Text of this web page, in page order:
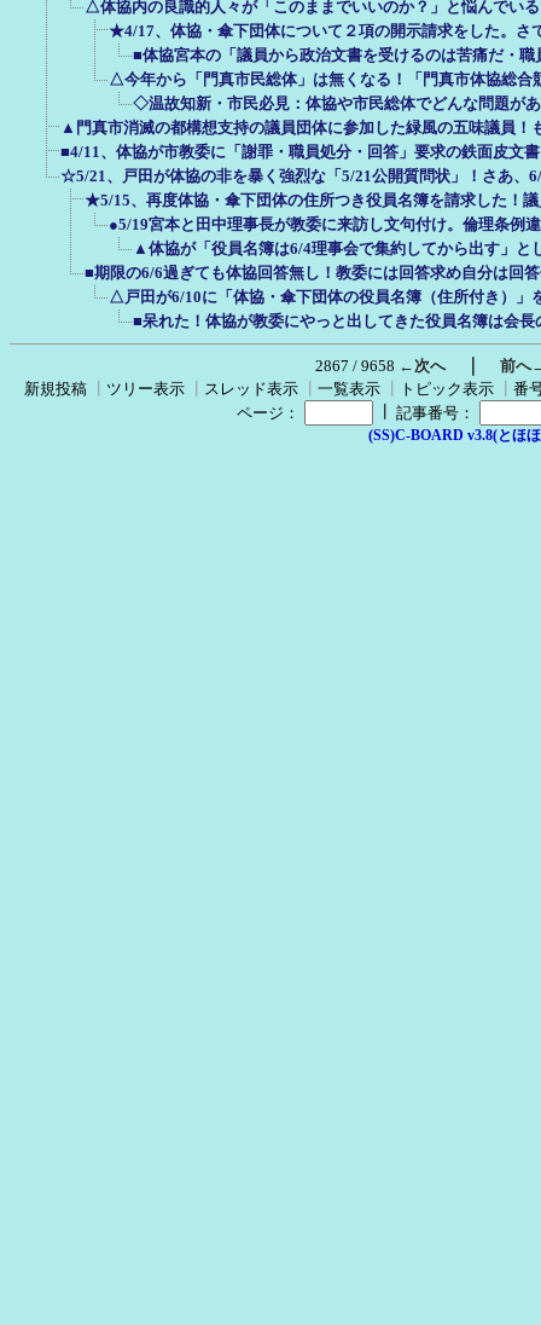
△体協内の良識的人々が「このままでいいのか？」と悩んでい
★4/17、体協・傘下団体について２項の開示請求をした。さ
■体協宮本の「議員から政治文書を受けるのは苦痛だ・
△今年から「門真市民総体」は無くなる！「門真市体協総合
◇温故知新・市民必見：体協や市民総体でどんな問題が
▲門真市消滅の都構想支持の議員団体に参加した緑風の五味議員！
■4/11、体協が市教委に「謝罪・職員処分・回答」要求の鉄面皮文
☆5/21、戸田が体協の非を暴く強烈な「5/21公開質問状」！さあ、
★5/15、再度体協・傘下団体の住所つき役員名簿を請求した！
●5/19宮本と田中理事長が教委に来訪し文句付け。倫理条例
▲体協が「役員名簿は6/4理事会で集約してから出す」と
■期限の6/6過ぎても体協回答無し！教委には回答求め自分は回
△戸田が6/10に「体協・傘下団体の役員名簿（住所付き）」
■呆れた！体協が教委にやっと出してきた役員名簿は会
2867 / 9658 ←次へ｜ 前へ
新規投稿
ツリー表示 スレッド表示 一覧表示 トピック表示
番
ページ：
記事番号：
(SS)C-BOARD v3.8(とほ